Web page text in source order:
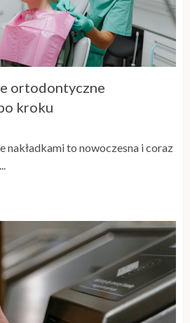
ortodontyczne
kroku
nakładkami to nowoczesna i coraz